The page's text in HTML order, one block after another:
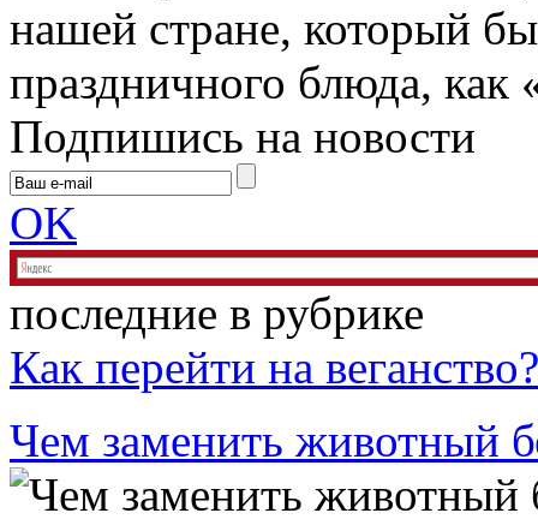
нашей стране, который
праздничного блюда,
Подпишись на новости
OK
последние в рубрике
Как перейти на веганство?
Чем заменить животный